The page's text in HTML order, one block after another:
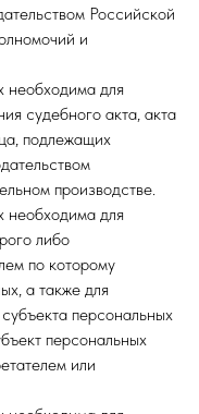
Российской
и
необходима для
судебного акта, акта
подлежащих
производстве.
необходима для
либо
по которому
а также для
персональных
персональных
или